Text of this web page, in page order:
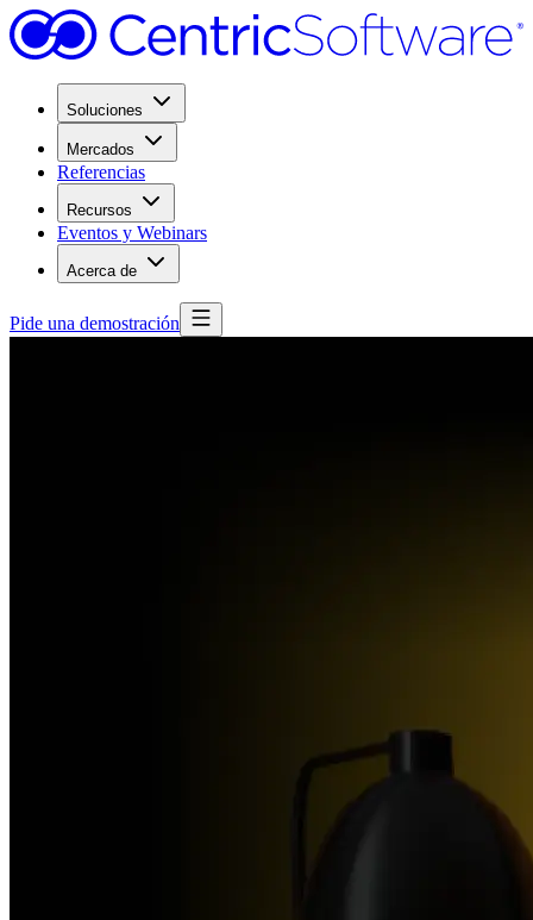
Soluciones
Mercados
Referencias
Recursos
Eventos y Webinars
Acerca de
Pide una demostración